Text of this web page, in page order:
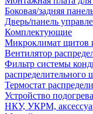
Боковая/задняя
Дверь/панель
Комплектующие
Микроклимат щитов
Вентилятор
Фильтр системы
распределительного
Термостат
Устройство
НКУ, УКРМ,